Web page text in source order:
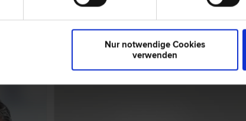
Nur notwendige Cookies
verwenden
zum Thema "Erbrecht"
EXPERTENTIPP